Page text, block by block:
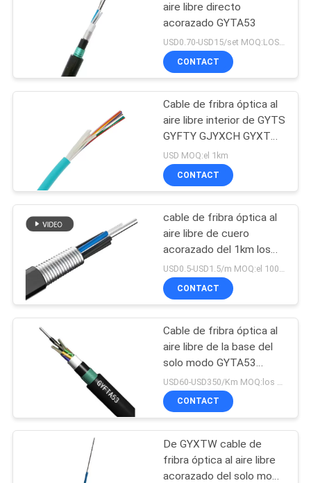
SITIO
PRIVACY
POLICY
aire libre directo
acorazado GYTA53
USD0.70-USD15/set MOQ:LOS 5KM
CONTACT
Cable de fribra óptica al
aire libre interior de GYTS
GYFTY GJYXCH GYXTW
ADSS FTTH
USD MOQ:el 1km
CONTACT
cable de fribra óptica al
aire libre de cuero
acorazado del 1km los
2km GYTA GYTS SM
CONTACT
Cable de fribra óptica al
aire libre de la base del
solo modo GYTA53
GYTA GYTS 24
CONTACT
De GYXTW cable de
fribra óptica al aire libre
acorazado del solo modo